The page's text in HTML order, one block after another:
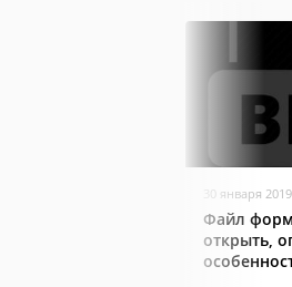
30 января 2019
Файл
открыть,